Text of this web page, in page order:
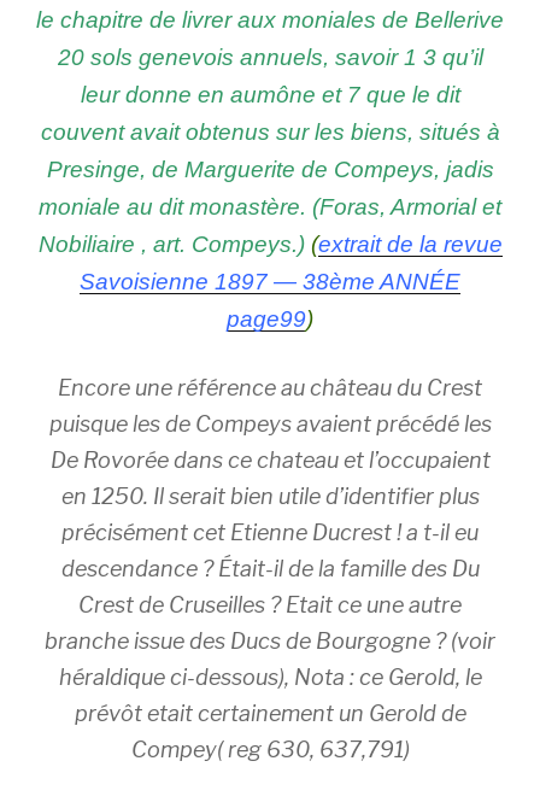
le chapitre de livrer aux moniales de Bellerive
20 sols genevois annuels, savoir 1 3 qu’il
leur donne en aumône et 7 que le dit
couvent avait obtenus sur les biens, situés à
Presinge, de Marguerite de Compeys, jadis
moniale au dit monastère. (Foras, Armorial et
Nobiliaire , art. Compeys.)(extrait de la revue
Savoisienne 1897 — 38ème ANNÉE
page99)
Encore une référence au château du Crest
puisque les de Compeys avaient précédé les
De Rovorée dans ce chateau et l’occupaient
en 1250. Il serait bien utile d’identifier plus
précisément cet Etienne Ducrest ! a t-il eu
descendance ? Était-il de la famille des Du
Crest de Cruseilles ? Etait ce une autre
branche issue des Ducs de Bourgogne ? (voir
héraldique ci-dessous), Nota : ce Gerold, le
prévôt etait certainement un Gerold de
Compey( reg 630, 637,791)